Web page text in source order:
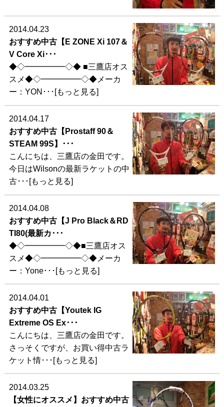
2014.04.23
おすすめ中古【E ZONE Xi 107＆
V Core Xi･･･
◆◇━━━━━◇◆ ■三鷹店オス
スメ◆◇━━━━━◇◆メーカ
ー：YON･･･[もっと見る]
2014.04.17
おすすめ中古【Prostaff 90＆
STEAM 99S】･･･
こんにちは、三鷹店の金田です。
今日はWilsonの最新ラケットの中
古･･･[もっと見る]
2014.04.08
おすすめ中古【J Pro Black＆RD
TI80(最新カ･･･
◆◇━━━━━◇◆■三鷹店オス
スメ◆◇━━━━━◇◆メーカ
ー：Yone･･･[もっと見る]
2014.04.01
おすすめ中古【Youtek IG
Extreme OS Ex･･･
こんにちは、三鷹店の金田です。
さっそくですが、お買い得中古ラ
ケット情･･･[もっと見る]
2014.03.25
【女性にオススメ】おすすめ中古